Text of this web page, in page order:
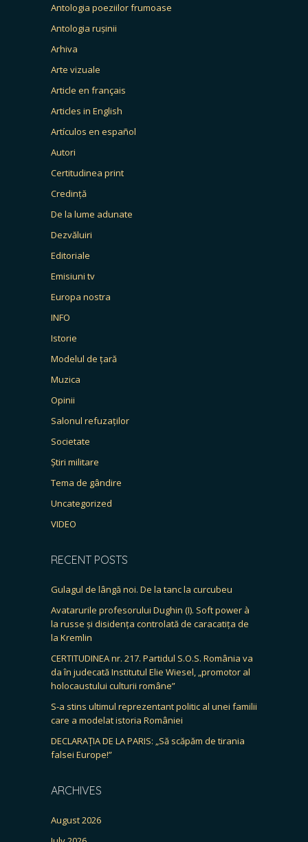
Antologia poeziilor frumoase
Antologia rușinii
Arhiva
Arte vizuale
Article en français
Articles in English
Artículos en español
Autori
Certitudinea print
Credință
De la lume adunate
Dezvăluiri
Editoriale
Emisiuni tv
Europa nostra
INFO
Istorie
Modelul de țară
Muzica
Opinii
Salonul refuzaților
Societate
Știri militare
Tema de gândire
Uncategorized
VIDEO
RECENT POSTS
Gulagul de lângă noi. De la tanc la curcubeu
Avatarurile profesorului Dughin (I). Soft power à
la russe și disidența controlată de caracatița de
la Kremlin
CERTITUDINEA nr. 217. Partidul S.O.S. România va
da în judecată Institutul Elie Wiesel, „promotor al
holocaustului culturii române”
S-a stins ultimul reprezentant politic al unei familii
care a modelat istoria României
DECLARAȚIA DE LA PARIS: „Să scăpăm de tirania
falsei Europe!”
ARCHIVES
August 2026